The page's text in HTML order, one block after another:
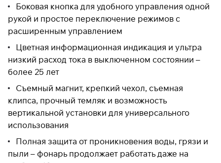
Боковая кнопка для удобного управления одной
рукой и простое переключение режимов с
расширенным управлением
Цветная информационная индикация и ультра
низкий расход тока в выключенном состоянии –
более 25 лет
Съемный магнит, крепкий чехол, съемная
клипса, прочный темляк и возможность
вертикальной установки для универсального
использования
Полная защита от проникновения воды, грязи и
пыли – фонарь продолжает работать даже на
раз в 2
недели
Остались вопросы?
8 800 302-02-51
plait.ru